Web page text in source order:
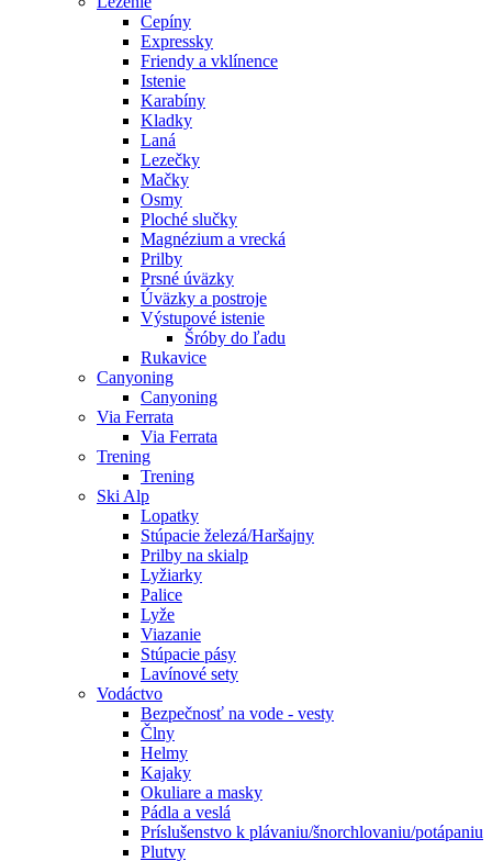
Cepíny
Expressky
Friendy a vklínence
Istenie
Karabíny
Kladky
Laná
Lezečky
Mačky
Osmy
Ploché slučky
Magnézium a vrecká
Prilby
Prsné úväzky
Úväzky a postroje
Výstupové istenie
Šróby do ľadu
Rukavice
Canyoning
Canyoning
Via Ferrata
Via Ferrata
Trening
Trening
Ski Alp
Lopatky
Stúpacie železá/Haršajny
Prilby na skialp
Lyžiarky
Palice
Lyže
Viazanie
Stúpacie pásy
Lavínové sety
Vodáctvo
Bezpečnosť na vode - vesty
Člny
Helmy
Kajaky
Okuliare a masky
Pádla a veslá
Príslušenstvo k plávaniu/šnorchlovaniu/potápaniu
Plutvy